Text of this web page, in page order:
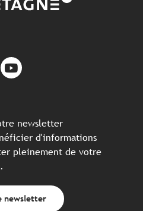
newsletter
d'informations
pleinement de votre
newsletter